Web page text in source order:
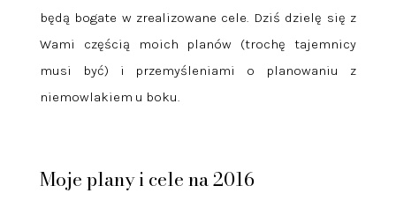
będą bogate w zrealizowane cele. Dziś dzielę się z
Wami częścią moich planów (trochę tajemnicy
musi być) i przemyśleniami o planowaniu z
niemowlakiem u boku.
Moje plany i cele na 2016